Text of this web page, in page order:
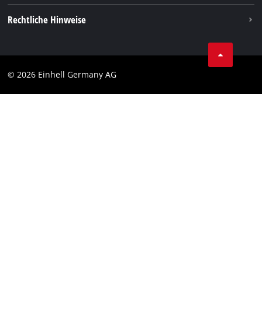
Vertrag widerrufen
Rechtliche Hinweise
Impressum
© 2026 Einhell Germany AG